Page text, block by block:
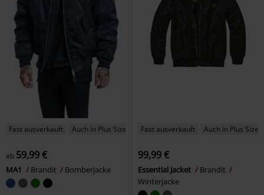
Fast ausverkauft Auch in Plus Size
ab 59,99 €
MA1 Brandit Bomberjacke
Fast ausverkauft Auch in Plus Size
99,99 €
Essential Jacket
Brandit
Winterjacke